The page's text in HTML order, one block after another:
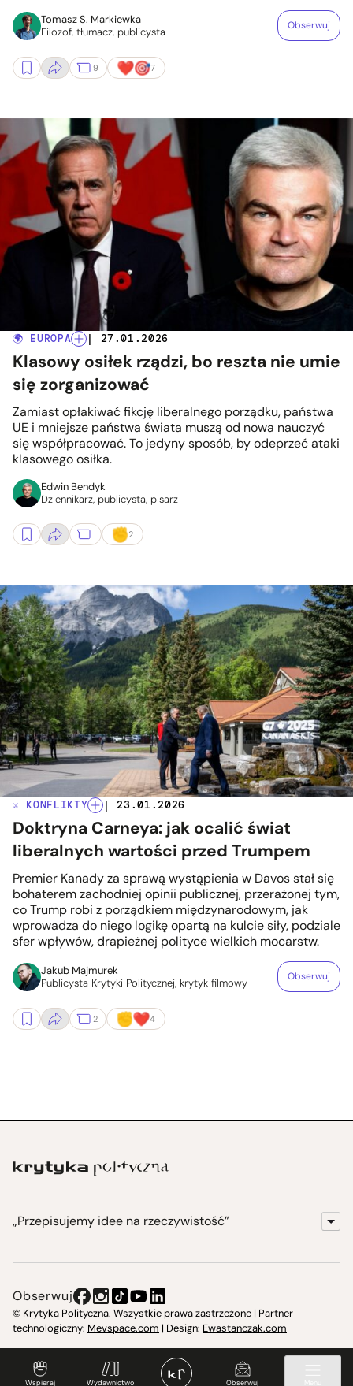
Wspieraj Wydawnictwo Obserwuj
Tomasz S. Markiewka
Filozof, tłumacz, publicysta
Obserwuj
9 7
🌍 EUROPA | 27.01.2026
Klasowy osiłek rządzi, bo reszta nie umie
się zorganizować
Zamiast opłakiwać fikcję liberalnego porządku, państwa
UE i mniejsze państwa świata muszą od nowa nauczyć
się współpracować. To jedyny sposób, by odeprzeć ataki
klasowego osiłka.
Edwin Bendyk
Dziennikarz, publicysta, pisarz
2
⚔️ KONFLIKTY | 23.01.2026
Doktryna Carneya: jak ocalić świat
liberalnych wartości przed Trumpem
Premier Kanady za sprawą wystąpienia w Davos stał się
bohaterem zachodniej opinii publicznej, przerażonej tym,
co Trump robi z porządkiem międzynarodowym, jak
wprowadza do niego logikę opartą na kulcie siły, podziale
sfer wpływów, drapieżnej polityce wielkich mocarstw.
Jakub Majmurek
Publicysta Krytyki Politycznej, krytyk filmowy
Obserwuj
2 4
„Przepisujemy idee na rzeczywistość”
Instytut Krytyki Politycznej
Świetlica w Cieszynie
Obserwuj
© Krytyka Polityczna. Wszystkie prawa zastrzeżone | Partner
technologiczny: Mevspace.com | Design: Ewastanczak.com